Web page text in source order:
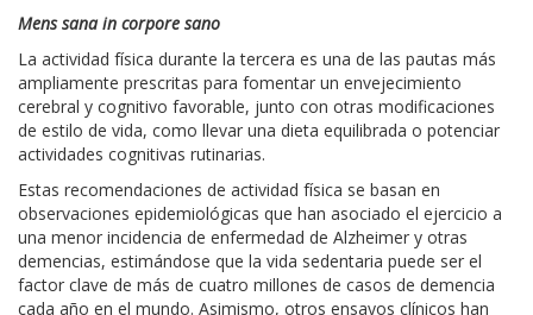
Mens sana in corpore sano
La actividad física durante la tercera es una de las pautas más
ampliamente prescritas para fomentar un envejecimiento
cerebral y cognitivo favorable, junto con otras modificaciones
de estilo de vida, como llevar una dieta equilibrada o potenciar
actividades cognitivas rutinarias.
Estas recomendaciones de actividad física se basan en
observaciones epidemiológicas que han asociado el ejercicio a
una menor incidencia de enfermedad de Alzheimer y otras
demencias, estimándose que la vida sedentaria puede ser el
factor clave de más de cuatro millones de casos de demencia
cada año en el mundo. Asimismo, otros ensayos clínicos han